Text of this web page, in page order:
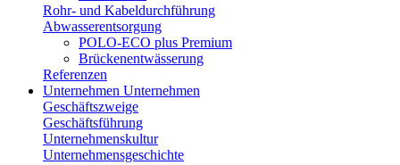
Rohr- und Kabeldurchführung
Abwasserentsorgung
POLO-ECO plus Premium
Brückenentwässerung
Referenzen
Unternehmen Unternehmen
Geschäftszweige
Geschäftsführung
Unternehmenskultur
Unternehmensgeschichte